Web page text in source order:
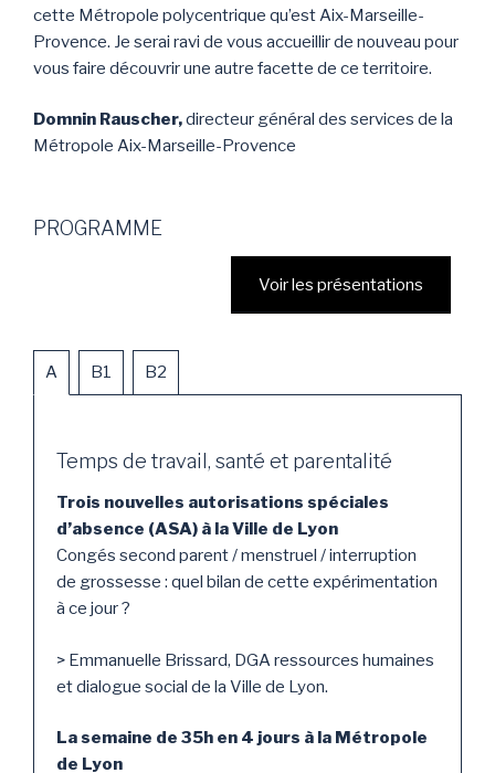
cette Métropole polycentrique qu’est Aix-Marseille-
Provence. Je serai ravi de vous accueillir de nouveau pour
vous faire découvrir une autre facette de ce territoire.
Domnin Rauscher,directeur général des services de la
Métropole Aix-Marseille-Provence
PROGRAMME
Voir les présentations
A B1 B2
Temps de travail, santé et parentalité
Trois nouvelles autorisations spéciales
d’absence (ASA) à la Ville de Lyon
Congés second parent / menstruel / interruption
de grossesse : quel bilan de cette expérimentation
à ce jour ?
> Emmanuelle Brissard, DGA ressources humaines
et dialogue social de la Ville de Lyon.
La semaine de 35h en 4 jours à la Métropole
de Lyon